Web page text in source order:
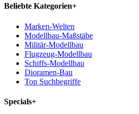
Beliebte Kategorien+
Marken-Welten
Modellbau-Maßstäbe
Militär-Modellbau
Flugzeug-Modellbau
Schiffs-Modellbau
Dioramen-Bau
Top Suchbegriffe
Specials+